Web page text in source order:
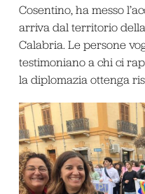
Cosentino, ha messo
arriva dal territorio
Calabria. Le persone
testimoniano a chi ci
la diplomazia ottenga